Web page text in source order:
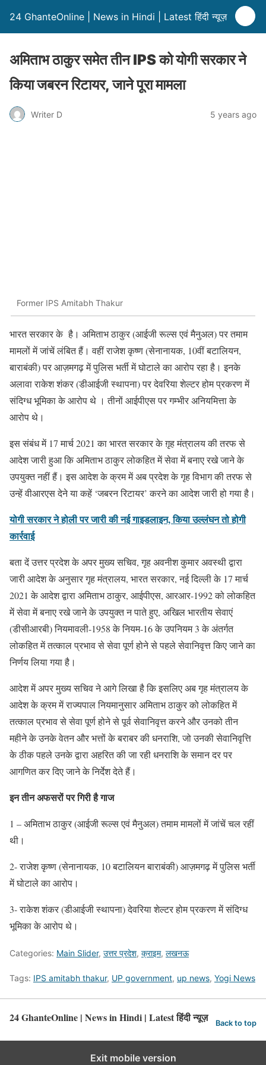
24 GhanteOnline | News in Hindi | Latest हिंदी न्यूज़
अमिताभ ठाकुर समेत तीन IPS को योगी सरकार ने
किया जबरन रिटायर, जाने पूरा मामला
Writer D 5 years ago
Former IPS Amitabh Thakur
भारत सरकार के है। अमिताभ ठाकुर (आईजी रूल्स एवं मैनुअल) पर तमाम
मामलों में जांचें लंबित हैं। वहीं राजेश कृष्ण (सेनानायक, 10वीं बटालियन,
बाराबंकी) पर आज़मगढ़ में पुलिस भर्ती में घोटाले का आरोप रहा है। इनके
अलावा राकेश शंकर (डीआईजी स्थापना) पर देवरिया शेल्टर होम प्रकरण में
संदिग्ध भूमिका के आरोप थे । तीनों आईपीएस पर गम्भीर अनियमित्ता के
आरोप थे।
इस संबंध में 17 मार्च 2021 का भारत सरकार के ग़ृह मंत्रालय की तरफ से
आदेश जारी हुआ कि अमिताभ ठाकुर लोकहित में सेवा में बनाए रखे जाने के
उपयुक्त नहीं हैं। इस आदेश के क्रम में अब प्रदेश के गृह विभाग की तरफ से
उन्हें वीआरएस देने या कहें ‘जबरन रिटायर’ करने का आदेश जारी हो गया है।
योगी सरकार ने होली पर जारी की नई गाइडलाइन, किया उल्लंघन तो होगी
कार्रवाई
बता दें उत्तर प्रदेश के अपर मुख्य सचिव, गृह अवनीश कुमार अवस्थी द्वारा
जारी आदेश के अनुसार गृह मंत्रालय, भारत सरकार, नई दिल्ली के 17 मार्च
2021 के आदेश द्वारा अमिताभ ठाकुर, आईपीएस, आरआर-1992 को लोकहित
में सेवा में बनाए रखे जाने के उपयुक्त न पाते हुए, अखिल भारतीय सेवाएं
(डीसीआरबी) नियमावली-1958 के नियम-16 के उपनियम 3 के अंतर्गत
लोकहित में तत्काल प्रभाव से सेवा पूर्ण होने से पहले सेवानिवृत्त किए जाने का
निर्णय लिया गया है।
आदेश में अपर मुख्य सचिव ने आगे लिखा है कि इसलिए अब गृह मंत्रालय के
आदेश के क्रम में राज्यपाल नियमानुसार अमिताभ ठाकुर को लोकहित में
तत्काल प्रभाव से सेवा पूर्ण होने से पूर्व सेवानिवृत्त करने और उनको तीन
महीने के उनके वेतन और भत्तों के बराबर की धनराशि, जो उनकी सेवानिवृत्ति
के ठीक पहले उनके द्वारा अहरित की जा रही धनराशि के समान दर पर
आगणित कर दिए जाने के निर्देश देते हैं।
इन तीन अफसरों पर गिरी है गाज
1 – अमिताभ ठाकुर (आईजी रूल्स एवं मैनुअल) तमाम मामलों में जांचें चल रहीं
थी।
2- राजेश कृष्ण (सेनानायक, 10 बटालियन बाराबंकी) आज़मगढ़ में पुलिस भर्ती
में घोटाले का आरोप।
3- राकेश शंकर (डीआईजी स्थापना) देवरिया शेल्टर होम प्रकरण में संदिग्ध
भूमिका के आरोप थे।
Categories: Main Slider, उत्तर प्रदेश, क्राइम, लखनऊ
Tags: IPS amitabh thakur, UP government, up news, Yogi News
24 GhanteOnline | News in Hindi | Latest हिंदी न्यूज़ Back to top
Exit mobile version